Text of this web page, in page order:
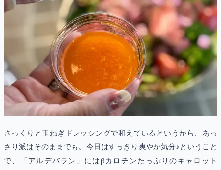
さっくりと玉ねぎドレッシングで和えているというから、あっ
さり派はそのままでも。今日はすっきり爽やか気分♪ということ
で、「アルデバラン」にはβカロチンたっぷりのキャロット